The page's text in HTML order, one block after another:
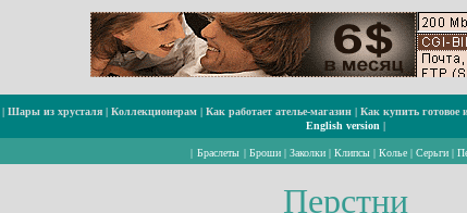
| Шары из хрусталя | Коллекционерам | Как работает ателье-магазин | Как купить готовое
English version |
| Браслеты | Броши | Заколки | Клипсы | Колье | Серьги |
Перстни